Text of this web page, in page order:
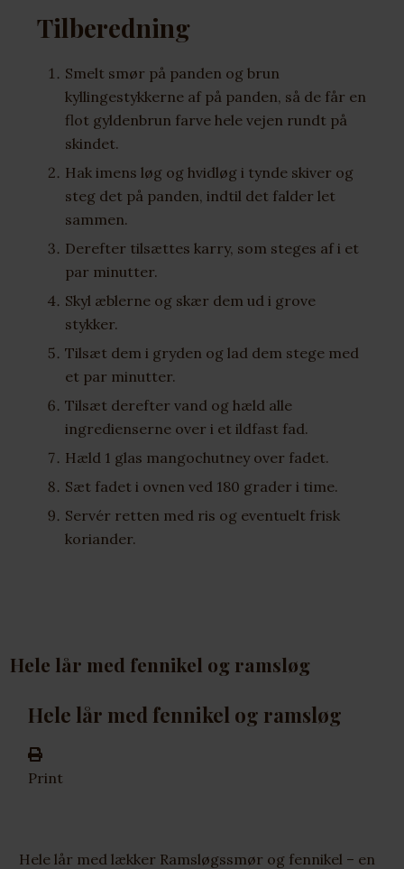
Tilberedning
Smelt smør på panden og brun
kyllingestykkerne af på panden, så de får en
flot gyldenbrun farve hele vejen rundt på
skindet.
Hak imens løg og hvidløg i tynde skiver og
steg det på panden, indtil det falder let
sammen.
Derefter tilsættes karry, som steges af i et
par minutter.
Skyl æblerne og skær dem ud i grove
stykker.
Tilsæt dem i gryden og lad dem stege med
et par minutter.
Tilsæt derefter vand og hæld alle
ingredienserne over i et ildfast fad.
Hæld 1 glas mangochutney over fadet.
Sæt fadet i ovnen ved 180 grader i time.
Servér retten med ris og eventuelt frisk
koriander.
Hele lår med fennikel og ramsløg
Hele lår med fennikel og ramsløg
Print
Hele lår med lækker Ramsløgssmør og fennikel – en